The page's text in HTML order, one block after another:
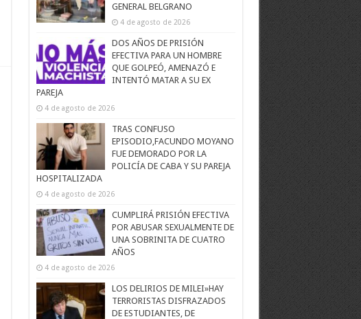
GENERAL BELGRANO
4 de agosto de 2026
DOS AÑOS DE PRISIÓN
EFECTIVA PARA UN HOMBRE
QUE GOLPEÓ, AMENAZÓ E
INTENTÓ MATAR A SU EX
PAREJA
4 de agosto de 2026
TRAS CONFUSO
EPISODIO,FACUNDO MOYANO
FUE DEMORADO POR LA
POLICÍA DE CABA Y SU PAREJA
HOSPITALIZADA
4 de agosto de 2026
CUMPLIRÁ PRISIÓN EFECTIVA
POR ABUSAR SEXUALMENTE DE
UNA SOBRINITA DE CUATRO
AÑOS
4 de agosto de 2026
LOS DELIRIOS DE MILEI»HAY
TERRORISTAS DISFRAZADOS
DE ESTUDIANTES, DE